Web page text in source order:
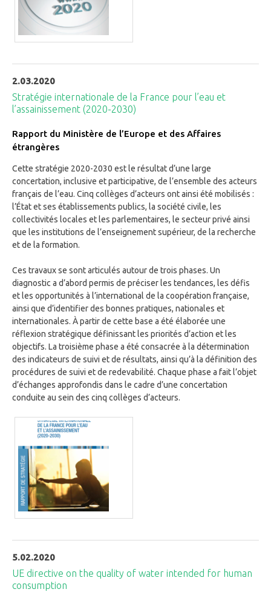
2.03.2020
Stratégie internationale de la France pour l’eau et
l’assainissement (2020-2030)
Rapport du Ministère de l’Europe et des Affaires
étrangères
Cette stratégie 2020-2030 est le résultat d’une large
concertation, inclusive et participative, de l’ensemble des acteurs
français de l’eau. Cinq collèges d’acteurs ont ainsi été mobilisés :
l’État et ses établissements publics, la société civile, les
collectivités locales et les parlementaires, le secteur privé ainsi
que les institutions de l’enseignement supérieur, de la recherche
et de la formation.
Ces travaux se sont articulés autour de trois phases. Un
diagnostic a d’abord permis de préciser les tendances, les défis
et les opportunités à l’international de la coopération française,
ainsi que d’identifier des bonnes pratiques, nationales et
internationales. À partir de cette base a été élaborée une
réflexion stratégique définissant les priorités d’action et les
objectifs. La troisième phase a été consacrée à la détermination
des indicateurs de suivi et de résultats, ainsi qu’à la définition des
procédures de suivi et de redevabilité. Chaque phase a fait l’objet
d’échanges approfondis dans le cadre d’une concertation
conduite au sein des cinq collèges d’acteurs.
5.02.2020
UE directive on the quality of water intended for human
consumption